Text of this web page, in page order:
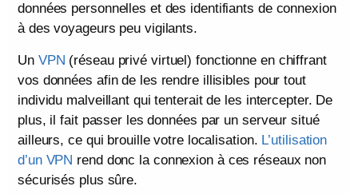
données personnelles et des identifiants de connexion
à des voyageurs peu vigilants.
Un VPN (réseau privé virtuel) fonctionne en chiffrant
vos données afin de les rendre illisibles pour tout
individu malveillant qui tenterait de les intercepter. De
plus, il fait passer les données par un serveur situé
ailleurs, ce qui brouille votre localisation. L’utilisation
d’un VPN rend donc la connexion à ces réseaux non
sécurisés plus sûre.